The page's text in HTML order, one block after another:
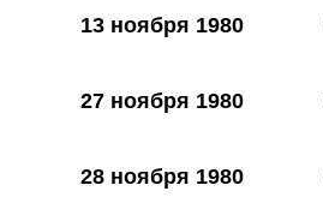
13 ноября 1980
27 ноября 1980
28 ноября 1980